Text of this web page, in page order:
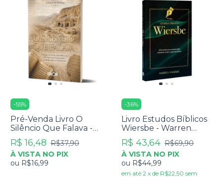
-55%
Pré-Venda Livro O
Silêncio Que Falava -
Eduardo De Proença
R$ 16,48 R$37,90
À VISTA NO PIX
ou R$16,99
-36%
Livro Estudos Bíblicos
Wiersbe - Warren
Wiersbe
R$ 43,64 R$69,90
À VISTA NO PIX
ou R$44,99
em até 2 x de R$22,50 sem